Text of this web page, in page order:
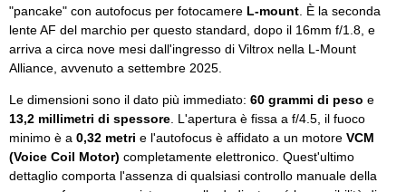
"pancake" con autofocus per fotocamere L-mount . È la seconda
lente AF del marchio per questo standard, dopo il 16mm f/1.8, e
arriva a circa nove mesi dall'ingresso di Viltrox nella L-Mount
Alliance, avvenuto a settembre 2025.
Le dimensioni sono il dato più immediato: 60 grammi di peso e
13,2 millimetri di spessore . L'apertura è fissa a f/4.5, il fuoco
minimo è a 0,32 metri e l'autofocus è affidato a un motore VCM
(Voice Coil Motor) completamente elettronico. Quest'ultimo
dettaglio comporta l'assenza di qualsiasi controllo manuale della